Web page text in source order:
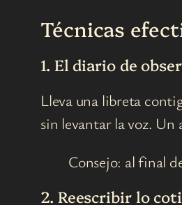
Técnicas
1. El diario de
Lleva una libreta
sin levantar la voz. Un
Consejo: al final
2. Reescribir lo